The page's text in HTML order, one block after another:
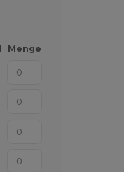
Menge